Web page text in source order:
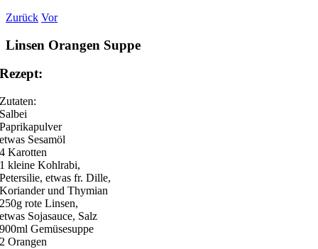
Zurück Vor
Linsen Orangen Suppe
Rezept:
Zutaten:
Salbei
Paprikapulver
etwas Sesamöl
4 Karotten
1 kleine Kohlrabi,
Petersilie, etwas fr. Dille,
Koriander und Thymian
250g rote Linsen,
etwas Sojasauce, Salz
900ml Gemüsesuppe
2 Orangen